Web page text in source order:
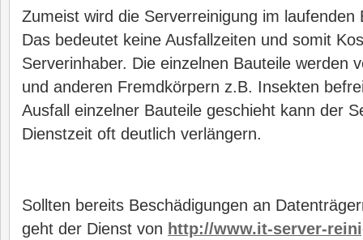
Zumeist wird die Serverreinigung im laufenden
Das bedeutet keine Ausfallzeiten und somit
Serverinhaber. Die einzelnen Bauteile werden
und anderen Fremdkörpern z.B. Insekten
Ausfall einzelner Bauteile geschieht kann der
Dienstzeit oft deutlich verlängern.
Sollten bereits Beschädigungen an
geht der Dienst von http://www.it-server-